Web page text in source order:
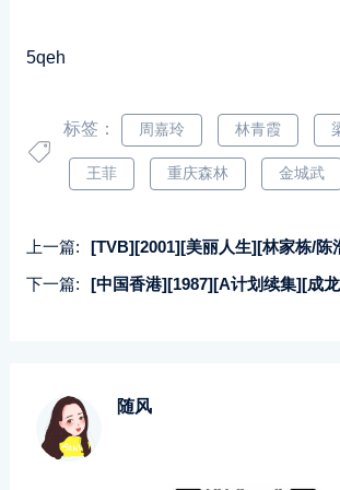
5qeh
标签： 周嘉玲 林青霞
王菲 重庆森林 金城武
上一篇:
[TVB][2001][美丽人生][林家栋/陈浩民/郭可盈][国粤双语/外挂SRT中字
下一篇:
[中国香港][1987][A计划续集][成龙/张曼玉/关之琳][国粤英三语/特
随风